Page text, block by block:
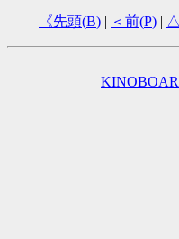
《先頭(B) | ＜前(P) |